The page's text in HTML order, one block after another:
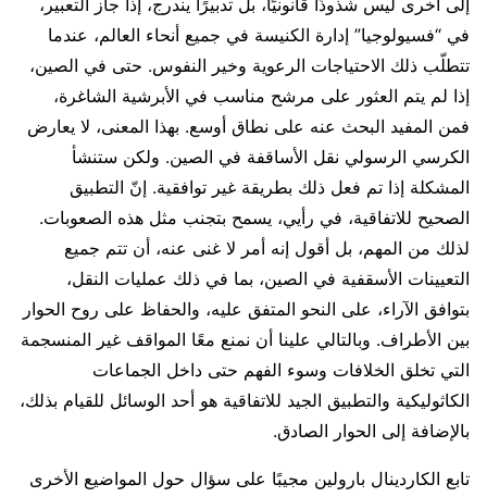
إلى أخرى ليس شذوذًا قانونيًا، بل تدبيرًا يندرج، إذا جاز التعبير،
في “فسيولوجيا” إدارة الكنيسة في جميع أنحاء العالم، عندما
تتطلّب ذلك الاحتياجات الرعوية وخير النفوس. حتى في الصين،
إذا لم يتم العثور على مرشح مناسب في الأبرشية الشاغرة،
فمن المفيد البحث عنه على نطاق أوسع. بهذا المعنى، لا يعارض
الكرسي الرسولي نقل الأساقفة في الصين. ولكن ستنشأ
المشكلة إذا تم فعل ذلك ​​بطريقة غير توافقية. إنّ التطبيق
الصحيح للاتفاقية، في رأيي، يسمح بتجنب مثل هذه الصعوبات.
لذلك من المهم، بل أقول إنه أمر لا غنى عنه، أن تتم جميع
التعيينات الأسقفية في الصين، بما في ذلك عمليات النقل،
بتوافق الآراء، على النحو المتفق عليه، والحفاظ على روح الحوار
بين الأطراف. وبالتالي علينا أن نمنع معًا المواقف غير المنسجمة
التي تخلق الخلافات وسوء الفهم حتى داخل الجماعات
الكاثوليكية والتطبيق الجيد للاتفاقية هو أحد الوسائل للقيام بذلك،
بالإضافة إلى الحوار الصادق.
تابع الكاردينال بارولين مجيبًا على سؤال حول المواضيع الأخرى